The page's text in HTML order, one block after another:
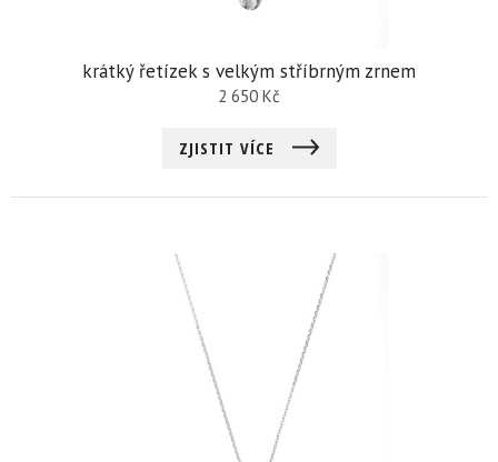
krátký řetízek s velkým stříbrným zrnem
2 650 Kč
ZJISTIT VÍCE